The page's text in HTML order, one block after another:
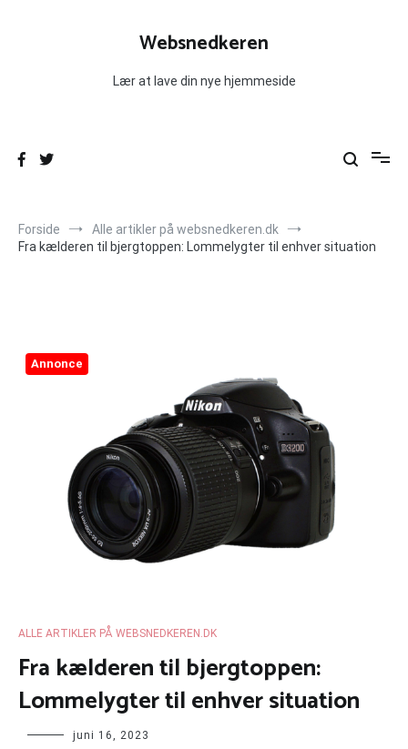
Websnedkeren
Lær at lave din nye hjemmeside
Forside
Alle artikler på websnedkeren.dk
Fra kælderen til bjergtoppen: Lommelygter til enhver situation
Annonce
ALLE ARTIKLER PÅ WEBSNEDKEREN.DK
Fra kælderen til bjergtoppen:
Lommelygter til enhver situation
juni 16, 2023